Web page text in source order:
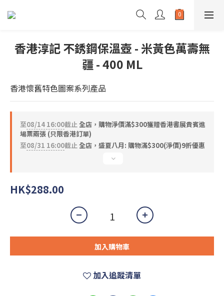
香港淳記 不銹鋼保溫壺 - 米黃色萬壽無
疆 - 400 ML
香港懷舊特色圖案系列產品
至08/14 16:00截止全店，購物淨價滿$300獲贈香港書展貴賓進
場票兩張 (只限香港訂單)
至08/31 16:00截止全店，盛夏八月: 購物滿$300(淨價)9折優惠
HK$288.00
加入購物車
加入追蹤清單